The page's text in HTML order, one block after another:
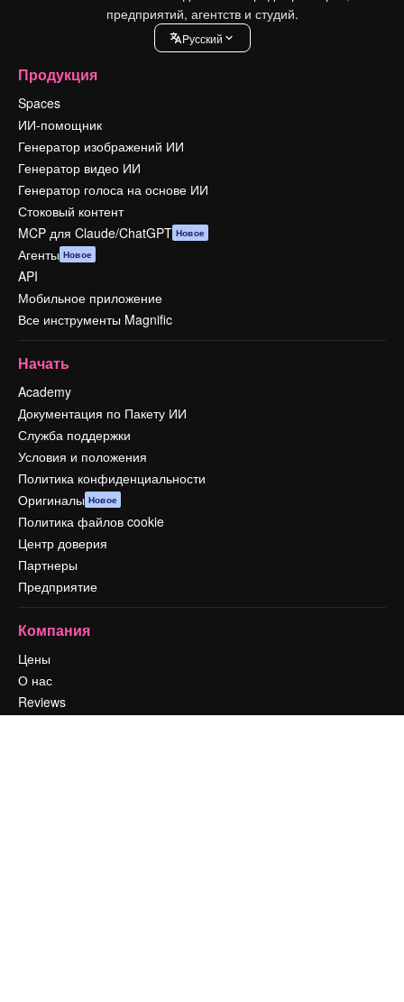
предприятий, агентств и студий.
Pусский
Продукция
Spaces
ИИ-помощник
Генератор изображений ИИ
Генератор видео ИИ
Генератор голоса на основе ИИ
Стоковый контент
MCP для Claude/ChatGPT Новое
Агенты Новое
API
Мобильное приложение
Все инструменты Magnific
Начать
Academy
Документация по Пакету ИИ
Служба поддержки
Условия и положения
Политика конфиденциальности
Оригиналы Новое
Политика файлов cookie
Центр доверия
Партнеры
Предприятие
Компания
Цены
О нас
Reviews